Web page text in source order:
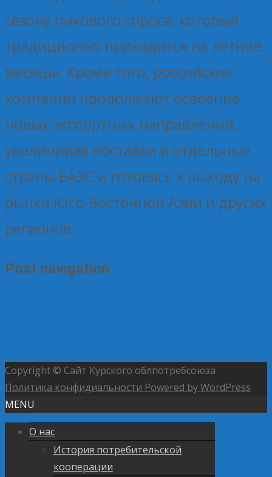
сезону пикового спроса, который
традиционно приходится на летние
месяцы. Кроме того, российские
компании продолжают освоение
новых экспортных направлений,
увеличивая поставки в отдельные
страны ЕАЭС и готовясь к выходу на
рынки Юго-Восточной Азии и других
регионов.
Post navigation
Copyright © Сайт Курского облпотребсоюза
Политика конфидиальности Powered by WordPress
MENU
О нас
История потребительской
кооперации